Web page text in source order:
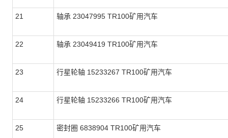
21 轴承 23047995 TR100矿用汽车
22 轴承 23049419 TR100矿用汽车
23 行星轮轴 15233267 TR100矿用汽车
24 行星轮轴 15233266 TR100矿用汽车
25 密封圈 6838904 TR100矿用汽车